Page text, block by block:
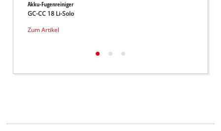
Akku-Fugenreiniger
GC-CC 18 Li-Solo
Zum Artikel